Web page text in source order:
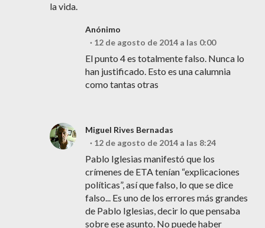
la vida.
Anónimo
12 de agosto de 2014 a las 0:00
El punto 4 es totalmente falso. Nunca lo
han justificado. Esto es una calumnia
como tantas otras
Miguel Rives Bernadas
12 de agosto de 2014 a las 8:24
Pablo Iglesias manifestó que los
crímenes de ETA tenían “explicaciones
políticas”, así que falso, lo que se dice
falso... Es uno de los errores más grandes
de Pablo Iglesias, decir lo que pensaba
sobre ese asunto. No puede haber